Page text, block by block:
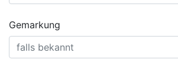
Gemarkung